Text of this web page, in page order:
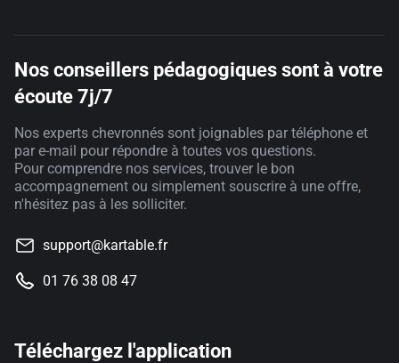
Nos conseillers pédagogiques sont à votre
écoute 7j/7
Nos experts chevronnés sont joignables par téléphone et
par e-mail pour répondre à toutes vos questions.
Pour comprendre nos services, trouver le bon
accompagnement ou simplement souscrire à une offre,
n'hésitez pas à les solliciter.
support@kartable.fr
01 76 38 08 47
Téléchargez l'application